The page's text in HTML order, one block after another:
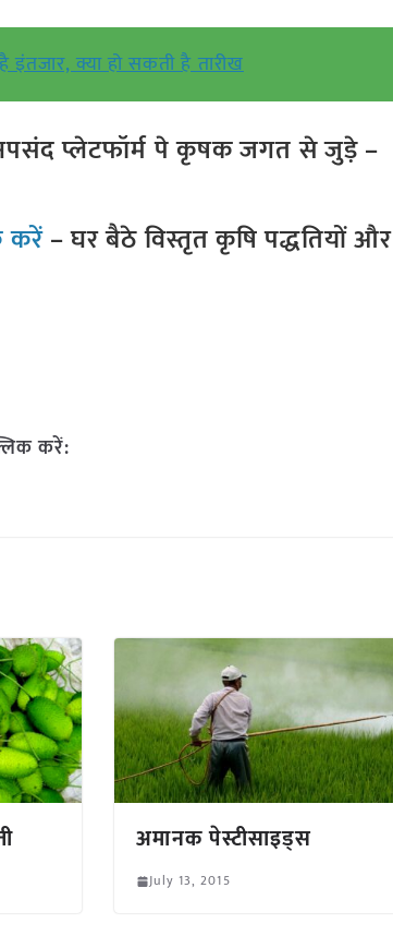
क्या हो सकती है तारीख
प्लेटफॉर्म पे कृषक जगत से जुड़े –
करें– घर बैठे विस्तृत कृषि पद्धतियों और
करें:
अमानक पेस्टीसाइड्स
July 13, 2015